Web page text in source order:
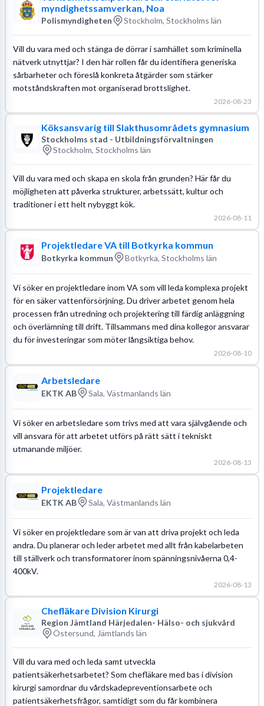
myndighetssamverkan, Noa
Polismyndigheten Stockholm, Stockholms län
Vill du vara med och stänga de dörrar i samhället som kriminella
nätverk utnyttjar? I den här rollen får du identifiera generiska
sårbarheter och föreslå konkreta åtgärder som stärker
motståndskraften mot organiserad brottslighet.
2026-08-23
Köksansvarig till Slakthusområdets gymnasium
Stockholms stad - Utbildningsförvaltningen
Stockholm, Stockholms län
Vill du vara med och skapa en skola från grunden? Här får du
möjligheten att påverka strukturer, arbetssätt, kultur och
traditioner i ett helt nybyggt kök.
2026-08-11
Projektledare VA till Botkyrka kommun
Botkyrka kommun Botkyrka, Stockholms län
Vi söker en projektledare inom VA som vill leda komplexa projekt
för en säker vattenförsörjning. Du driver arbetet genom hela
processen från utredning och projektering till färdig anläggning
och överlämning till drift. Tillsammans med dina kollegor ansvarar
du för investeringar som möter långsiktiga behov.
2026-08-10
Arbetsledare
EKTK AB Sala, Västmanlands län
Vi söker en arbetsledare som trivs med att vara självgående och
vill ansvara för att arbetet utförs på rätt sätt i tekniskt
utmanande miljöer.
2026-08-13
Projektledare
EKTK AB Sala, Västmanlands län
Vi söker en projektledare som är van att driva projekt och leda
andra. Du planerar och leder arbetet med allt från kabelarbeten
till ställverk och transformatorer inom spänningsnivåerna 0,4-
400kV.
2026-08-13
Chefläkare Division Kirurgi
Region Jämtland Härjedalen- Hälso- och sjukvård
Östersund, Jämtlands län
Vill du vara med och leda samt utveckla
patientsäkerhetsarbetet? Som chefläkare med bas i division
kirurgi samordnar du vårdskadepreventionsarbete och
patientsäkerhetsfrågor, samtidigt som du får kombinera